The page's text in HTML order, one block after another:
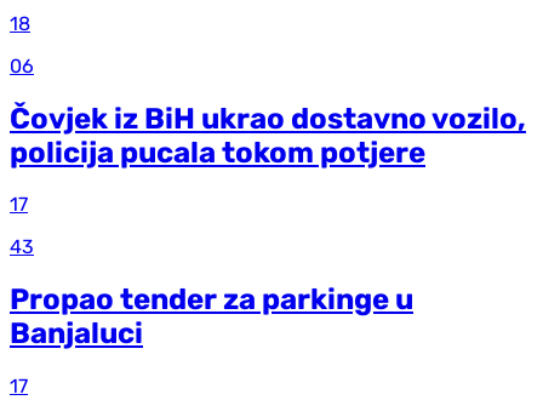
18
06
Čovjek iz BiH ukrao dostavno vozilo,
policija pucala tokom potjere
17
43
Propao tender za parkinge u
Banjaluci
17